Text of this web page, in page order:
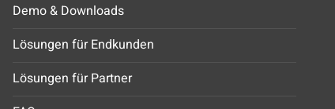
Demo & Downloads
Lösungen für Endkunden
Lösungen für Partner